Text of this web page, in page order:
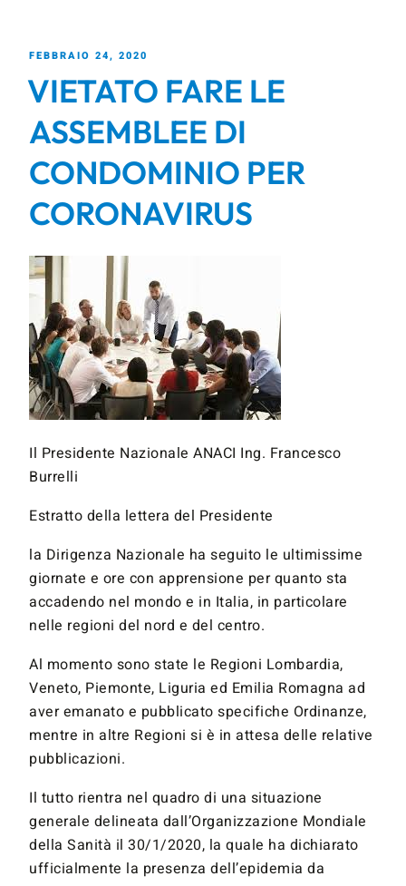
FEBBRAIO 24, 2020
VIETATO FARE LE
ASSEMBLEE DI
CONDOMINIO PER
CORONAVIRUS
Il Presidente Nazionale ANACI Ing. Francesco
Burrelli
Estratto della lettera del Presidente
la Dirigenza Nazionale ha seguito le ultimissime
giornate e ore con apprensione per quanto sta
accadendo nel mondo e in Italia, in particolare
nelle regioni del nord e del centro.
Al momento sono state le Regioni Lombardia,
Veneto, Piemonte, Liguria ed Emilia Romagna ad
aver emanato e pubblicato specifiche Ordinanze,
mentre in altre Regioni si è in attesa delle relative
pubblicazioni.
Il tutto rientra nel quadro di una situazione
generale delineata dall’Organizzazione Mondiale
della Sanità il 30/1/2020, la quale ha dichiarato
ufficialmente la presenza dell’epidemia da